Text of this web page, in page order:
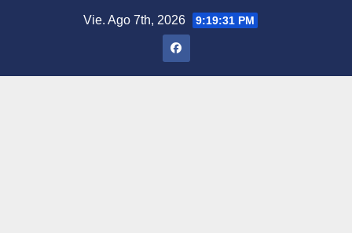
Vie. Ago 7th, 2026 9:19:32 PM